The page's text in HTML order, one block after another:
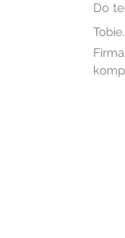
Do
Tobie.